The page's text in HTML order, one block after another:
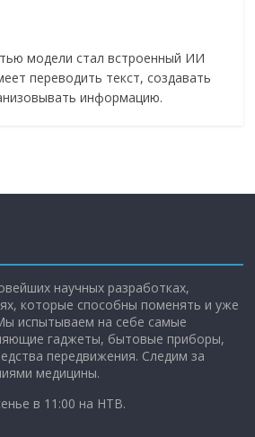
модели стал встроенный ИИ
переводить текст, создавать
информацию.
научных разработках,
которые способны поменять и уже
испытываем на себе самые
гаджеты, бытовые приборы,
передвижения. Следим за
медицины.
в 11:00 на НТВ.